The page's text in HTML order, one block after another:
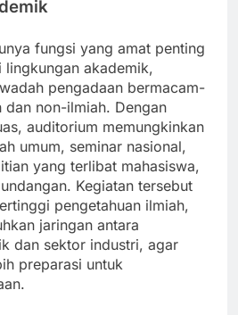
fungsi yang amat penting
lingkungan akademik,
pengadaan bermacam-
dan non-ilmiah. Dengan
auditorium memungkinkan
umum, seminar nasional,
yang terlibat mahasiswa,
Kegiatan tersebut
pengetahuan ilmiah,
jaringan antara
dan sektor industri, agar
preparasi untuk